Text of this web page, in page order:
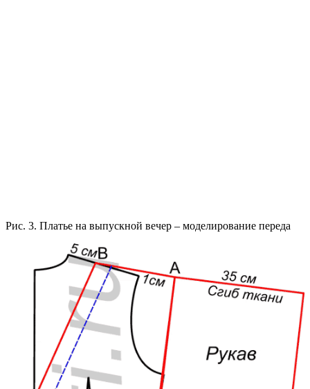
Рис. 3. Платье на выпускной вечер – моделирование переда